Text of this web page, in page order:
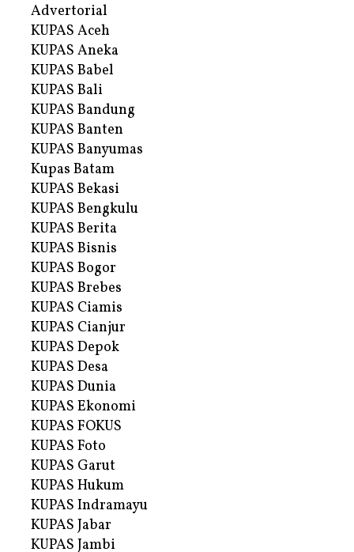
Advertorial
KUPAS Aceh
KUPAS Aneka
KUPAS Babel
KUPAS Bali
KUPAS Bandung
KUPAS Banten
KUPAS Banyumas
Kupas Batam
KUPAS Bekasi
KUPAS Bengkulu
KUPAS Berita
KUPAS Bisnis
KUPAS Bogor
KUPAS Brebes
KUPAS Ciamis
KUPAS Cianjur
KUPAS Depok
KUPAS Desa
KUPAS Dunia
KUPAS Ekonomi
KUPAS FOKUS
KUPAS Foto
KUPAS Garut
KUPAS Hukum
KUPAS Indramayu
KUPAS Jabar
KUPAS Jambi